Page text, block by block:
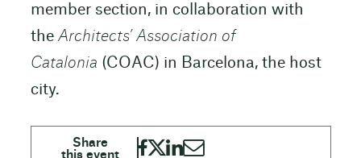
member section, in collaboration with
the Architects’ Association of
Catalonia (COAC) in Barcelona, the host
city.